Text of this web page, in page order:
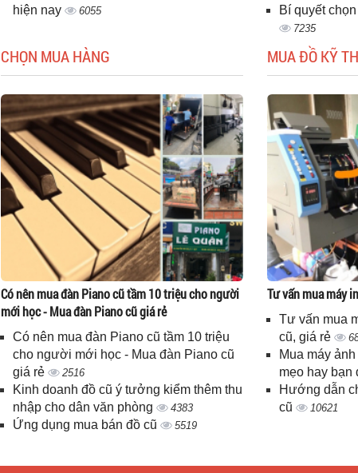
hiện nay
6055 Bí quyết
7235
CHỌN MUA HÀNG
Có nên mua đàn Piano cũ tầm 10 triệu cho người
mới học - Mua đàn Piano cũ giá rẻ
Có nên mua đàn Piano cũ tầm 10 triệu
cho người mới học - Mua đàn Piano cũ
giá rẻ
2516
Kinh doanh đồ cũ ý tưởng kiểm thêm thu
nhập cho dân văn phòng
4383
Ứng dụng mua bán đồ cũ 5519
MUA ĐỒ KỸ
Tư vấn mua máy
Tư vấn mua
cũ, giá rẻ
Mua máy
mẹo hay bạn
Hướng dẫn
cũ
10621